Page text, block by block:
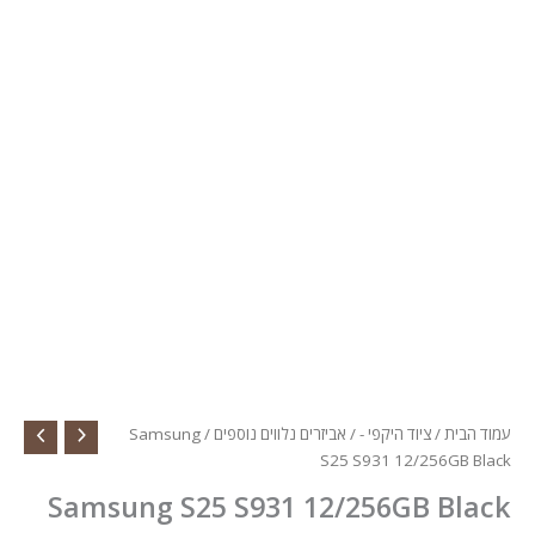
עמוד הבית/ציוד היקפי -/ אביזרים נלווים נוספים
/ Samsung
S25 S931 12/256GB Black
Samsung S25 S931 12/256GB Black